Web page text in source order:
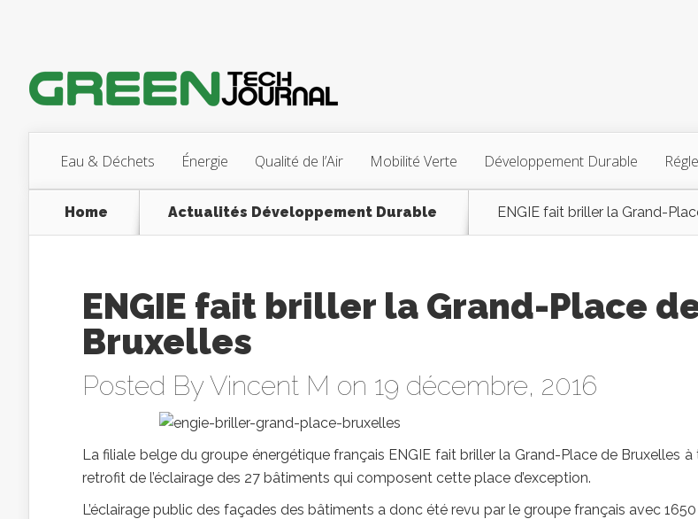
Eau & Déchets Énergie Qualité de l’Air Mobilité Verte Développement Durable
Home Actualités Développement Durable ENGIE fait briller la Grand-
ENGIE fait briller la Grand-Place
Bruxelles
Posted ByVincent M on 19 décembre, 2016
La filiale belge du groupe énergétique français ENGIE fait briller la Grand-Place de Bruxelles
retrofit de l’éclairage des 27 bâtiments qui composent cette place d’exception.
L’éclairage public des façades des bâtiments a donc été revu par le groupe français avec